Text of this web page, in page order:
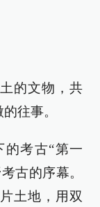
的文物，共
往事。
考古“第一
古的序幕。
土地，用双